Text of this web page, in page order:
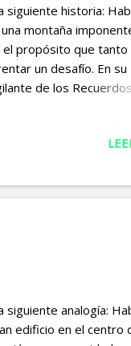
historia:
montaña
el propósito que tanto
un desafío. En su
de los
el presente y el
a reflexionar
analogía:
edificio en el centro